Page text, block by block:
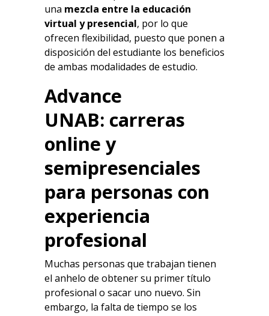
una mezcla entre la educación
virtual y presencial, por lo que
ofrecen flexibilidad, puesto que ponen a
disposición del estudiante los beneficios
de ambas modalidades de estudio.
Advance
UNAB: carreras
online y
semipresenciales
para personas con
experiencia
profesional
Muchas personas que trabajan tienen
el anhelo de obtener su primer título
profesional o sacar uno nuevo. Sin
embargo, la falta de tiempo se los